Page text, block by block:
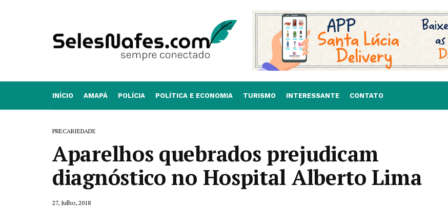
INÍCIO AMAPÁ POLÍCIA POLÍTICA E ECONOMIA TURISMO INTERESSANTE CONTATO
PRECARIEDADE
Aparelhos quebrados prejudicam
diagnóstico no Hospital Alberto Lima
27, Julho, 2018